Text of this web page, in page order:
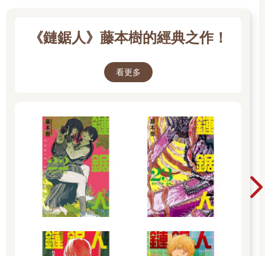
《鏈鋸人》藤本樹的經典之作！
看更多